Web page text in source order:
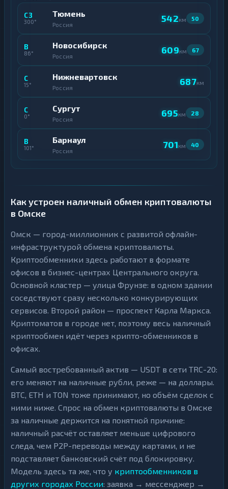
СЗ
300°
Тюмень
Россия
542км 50
В
86°
Новосибирск
Россия
609км 67
С
15°
Нижневартовск
Россия
687км
С
0°
Сургут
Россия
695км 28
В
101°
Барнаул
Россия
701км 40
Как устроен наличный обмен криптовалюты
в Омске
Омск — город-миллионник с развитой офлайн-
инфраструктурой обмена криптовалюты.
Криптообменники здесь работают в формате
офисов в бизнес-центрах Центрального округа.
Основной кластер — улица Фрунзе: в одном здании
соседствуют сразу несколько конкурирующих
сервисов. Второй район — проспект Карла Маркса.
Криптоматов в городе нет, поэтому весь наличный
криптообмен идёт через крипто-обменников в
офисах.
Самый востребованный актив — USDT в сети TRC-20:
его меняют на наличные рубли, реже — на доллары.
BTC, ETH и TON тоже принимают, но объём сделок с
ними ниже. Спрос на обмен криптовалюты в Омске
за наличные держится на понятной причине:
наличный расчёт оставляет меньше цифрового
следа, чем P2P-переводы между картами, и не
подставляет банковский счёт под блокировку.
Модель здесь та же, что у криптообменников в
других городах России: заявка → мессенджер →